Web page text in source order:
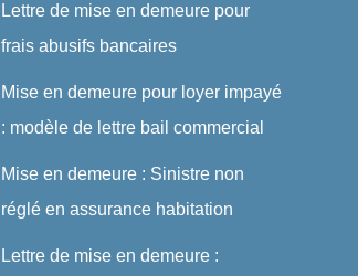
Lettre de mise en demeure pour
frais abusifs bancaires
Mise en demeure pour loyer impayé
: modèle de lettre bail commercial
Mise en demeure : Sinistre non
réglé en assurance habitation
Lettre de mise en demeure :